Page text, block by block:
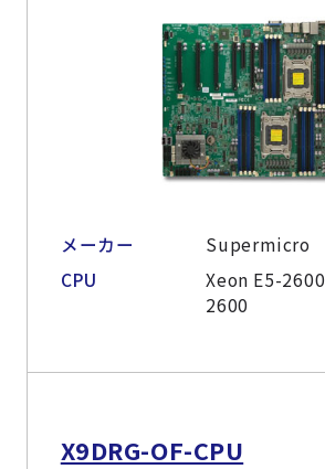
メーカー
Supermicro
CPU
Xeon E5-
2600
X9DRG-OF-CPU